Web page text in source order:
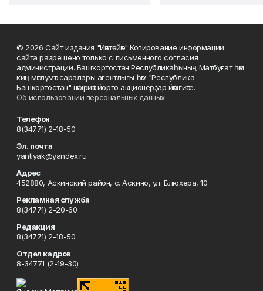
© 2026 Сайт издания "Йәнтөйәк" Копирование информации
сайта разрешено только с письменного согласия
администрации. Башҡортостан Республикаһының Матбуғат һәм
киң мәғлүмәт саралары агентлығы һәм "Республика
Башкортостан" нәшриәт йорто акционерҙар йәмғиәте.
Об использовании персональных данных
Телефон
8(34771) 2-18-50
Эл. почта
yantiyak@yandex.ru
Адрес
452880, Аскинский район, с. Аскино, ул. Блюхера, 10
Рекламная служба
8(34771) 2-20-60
Редакция
8(34771) 2-18-50
Отдел кадров
8-34771 (2-19-30)